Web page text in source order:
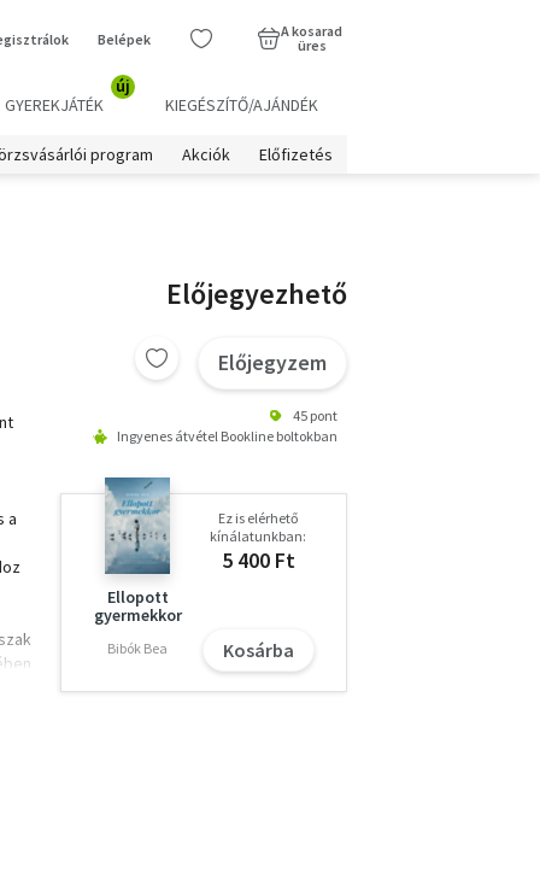
Belépek
A kosarad
üres
GYEREKJÁTÉK
új
KIEGÉSZÍTŐ/AJÁNDÉK
program Akciók Előfizetés
a
Előjegyezhető
Előjegyzem
45 pont
Ingyenes átvétel Bookline boltokban
Ellopott
gyermekkor
Bibók Bea
Ez is elérhető
kínálatunkban:
5 400 Ft
Kosárba